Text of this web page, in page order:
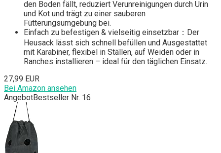
den Boden fällt, reduziert Verunreinigungen durch Urin
und Kot und trägt zu einer sauberen
Fütterungsumgebung bei.
Einfach zu befestigen & vielseitig einsetzbar：Der
Heusack lässt sich schnell befüllen und Ausgestattet
mit Karabiner, flexibel in Ställen, auf Weiden oder in
Ranches installieren – ideal für den täglichen Einsatz.
27,99 EUR
Bei Amazon ansehen
AngebotBestseller Nr. 16